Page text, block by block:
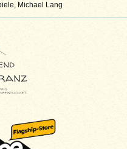
Michael Lang